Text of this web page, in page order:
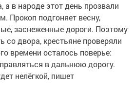
а в народе этот день прозвали
Прокоп подгоняет весну,
заснеженные дороги. Поэтому
со двора, крестьяне проверяли
времени осталось поверье:
в дальнюю дорогу.
нелёгкой, пишет